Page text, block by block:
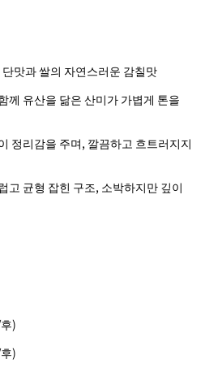
맛과 쌀의 자연스러운 감칠맛
께 유산을 닮은 산미가 가볍게 톤을
정리감을 주며, 깔끔하고 흐트러지지
고 균형 잡힌 구조, 소박하지만 깊이
)
)